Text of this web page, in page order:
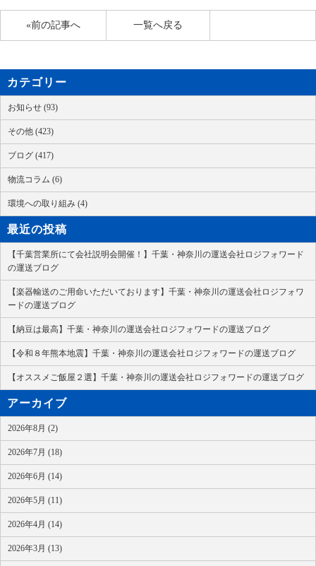
«前の記事へ 一覧へ戻る
カテゴリー
お知らせ (93)
その他 (423)
ブログ (417)
物流コラム (6)
環境への取り組み (4)
最近の投稿
【千葉営業所にて会社説明会開催！】千葉・神奈川の運送会社ロジフォワード
の運送ブログ
【楽器輸送のご用命いただいております】千葉・神奈川の運送会社ロジフォワ
ードの運送ブログ
【納豆は最高】千葉・神奈川の運送会社ロジフォワードの運送ブログ
【令和８年熊本地震】千葉・神奈川の運送会社ロジフォワードの運送ブログ
【オススメご飯屋２選】千葉・神奈川の運送会社ロジフォワードの運送ブログ
アーカイブ
2026年8月 (2)
2026年7月 (18)
2026年6月 (14)
2026年5月 (11)
2026年4月 (14)
2026年3月 (13)